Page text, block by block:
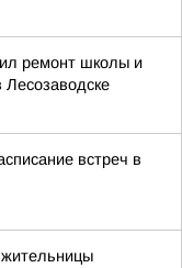
ремонт школы и
Лесозаводске
встреч в